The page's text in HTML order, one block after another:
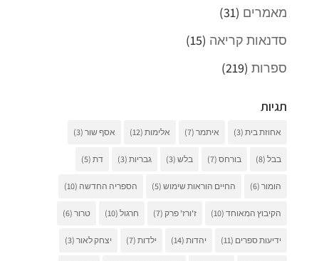
מאמרים (31)
סדנאות קריאה (15)
ספרות(219)
תגיות
אחוזת בית(3) איתמר(7) אלימות(12) אסף שור(3)
בבל(8) בורחס(7) בלש(3) גבריות(3) דת(5)
הומור(6) החיים הוראות שימוש(5) הספריה החדשה (10)
הקיבוץ המאוחד(10) ז'ורז' פרק(7) חרגול(10) טרור(6)
ידיעות ספרים (11) יהדות(14) ילדות(7) יצחק לאור(3)